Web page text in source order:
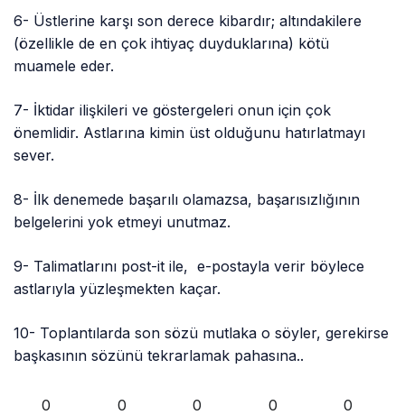
6- Üstlerine karşı son derece kibardır; altındakilere
(özellikle de en çok ihtiyaç duyduklarına) kötü
muamele eder.
7- İktidar ilişkileri ve göstergeleri onun için çok
önemlidir. Astlarına kimin üst olduğunu hatırlatmayı
sever.
8- İlk denemede başarılı olamazsa, başarısızlığının
belgelerini yok etmeyi unutmaz.
9- Talimatlarını post-it ile, e-postayla verir böylece
astlarıyla yüzleşmekten kaçar.
10- Toplantılarda son sözü mutlaka o söyler, gerekirse
başkasının sözünü tekrarlamak pahasına..
0 0 0 0 0